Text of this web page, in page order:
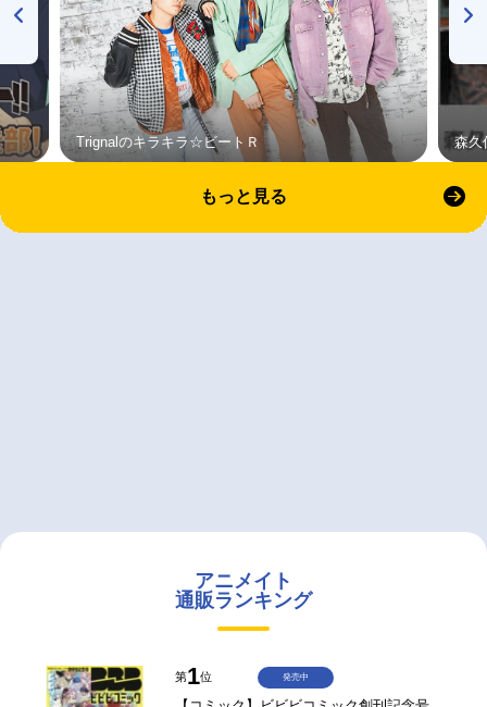
Trignalのキラキラ☆ビートＲ 森久
もっと見る
アニメイト
通販ランキング
第1位 発売中